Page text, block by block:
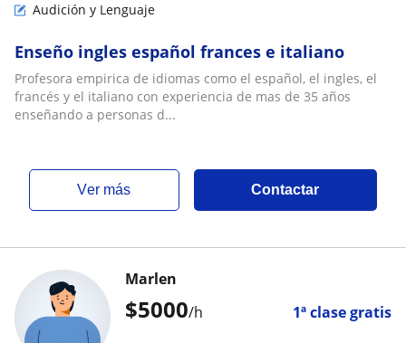
Audición y Lenguaje
Enseño ingles español frances e italiano
Profesora empirica de idiomas como el español, el ingles, el
francés y el italiano con experiencia de mas de 35 años
enseñando a personas d...
ver más Contactar
$5000/h 1ª clase gratis
Marlen